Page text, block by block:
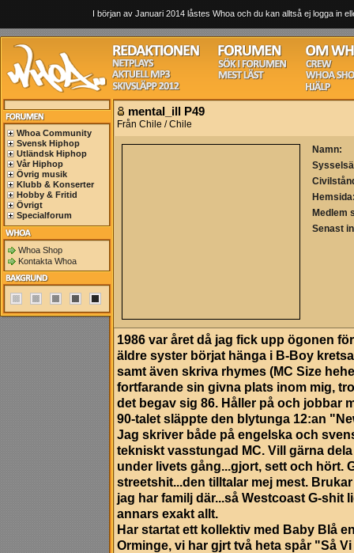
I början av Januari 2014 låstes Whoa och du kan alltså ej logga in
Whoa Community
Svensk Hiphop
Utländsk Hiphop
Vår Hiphop
Övrig musik
Klubb & Konserter
Hobby & Fritid
Övrigt
Specialforum
Whoa Shop
Kontakta Whoa
mental_ill P49
Från Chile / Chile
Namn:
Medlem
Senast
1986 var året då jag fick upp ögonen
äldre syster börjat hänga i B-Boy
samt även skriva rhymes (MC Size
fortfarande sin givna plats inom mig,
det begav sig 86. Håller på och jobbar
90-talet släppte den blytunga 12:an
Jag skriver både på engelska och
tekniskt vasstungad MC. Vill gärna
under livets gång...gjort, sett och hört.
streetshit...den tilltalar mej mest.
jag har familj där...så Westcoast G-shit
annars exakt allt.
Har startat ett kollektiv med Baby Blå
Orminge, vi har gjrt två heta spår "Så